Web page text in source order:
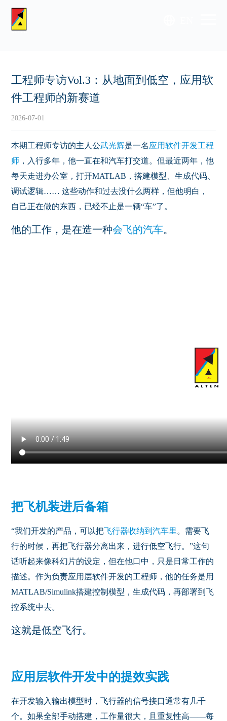
工程师专访Vol.3：从地面到低空，应用软
件工程师的新赛道
2026-07-01
本期工程师专访的主人公武光辉是一名应用软件开发工程
师 ，入行多年，他一直在和汽车打交道。但最近两年，他
每天走进办公室，打开MATLAB ，搭建模型、生成代码、
调试逻辑…… 这些动作和过去没什么两样，但他明白，
自己正在做的东西，已经不止是一辆“车”了。
他的工作，是在造一种会飞的汽车。
把飞机装进后备箱
“我们开发的产品，可以把飞行器收纳到汽车里 。需要飞
行的时候，再把飞行器分离出来，进行低空飞行。”这句
话听起来像科幻片的设定，但在他口中，只是日常工作的
描述。作为负责应用层软件开发的工程师，他的任务是用
MATLAB/Simulink搭建控制模型，生成代码，再部署到飞
控系统中去。
这就是低空飞行。
应用层软件开发中的提效实践
在开发输入输出模型时，飞行器的信号接口通常有几千
个。如果全部手动搭建，工作量很大，且重复性高——每